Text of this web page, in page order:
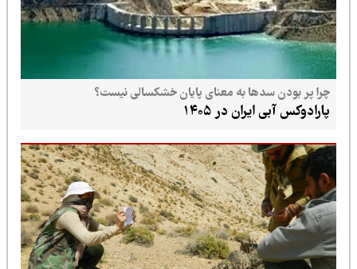
چرا پر بودن سدها به معنای پایان خشکسالی نیست؟
پارادوکس آبی ایران در ۱۴۰۵